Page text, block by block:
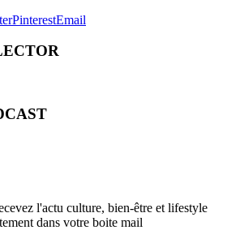
PinterestEmail
l'actu culture, bien-être et lifestyle
dans votre boite mail